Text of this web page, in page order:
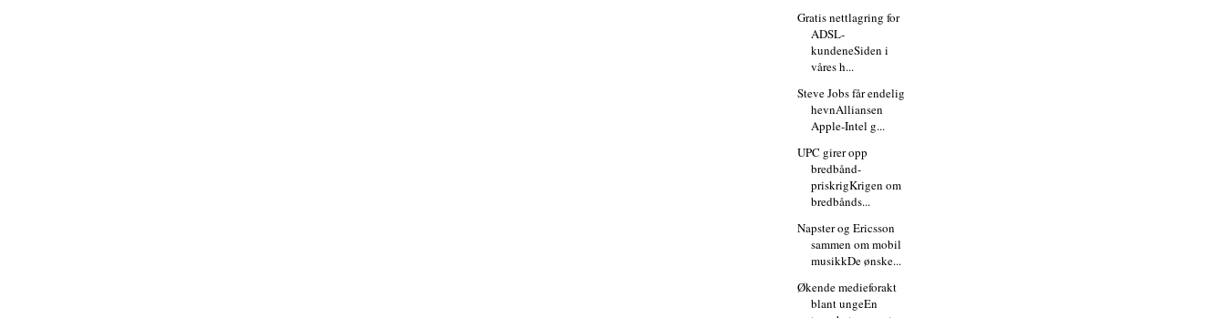
Gratis nettlagring for
ADSL-
kundeneSiden i
våres h...
Steve Jobs får endelig
hevnAlliansen
Apple-Intel g...
UPC girer opp
bredbånd-
priskrigKrigen om
bredbånds...
Napster og Ericsson
sammen om mobil
musikkDe ønske...
Økende medieforakt
blant ungeEn